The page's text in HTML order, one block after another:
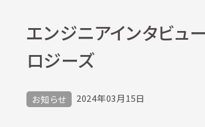
エンジニアインタビュ
ロジーズ
お知らせ 2024年03月15日